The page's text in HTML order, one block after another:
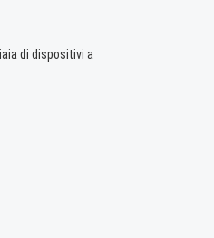
di dispositivi a